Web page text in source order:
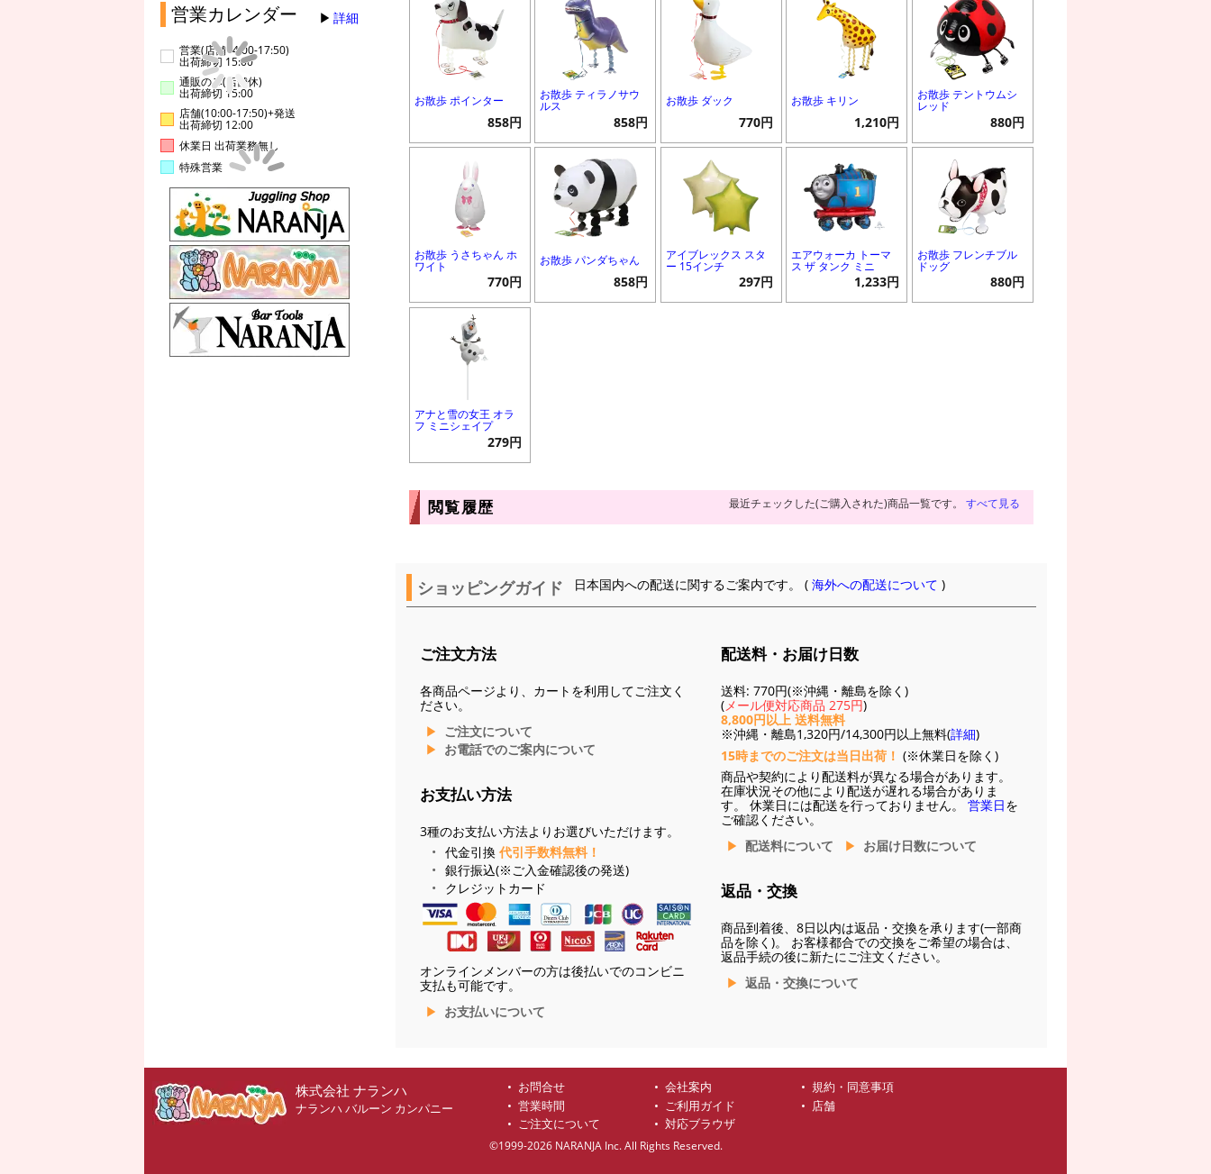
営業カレンダー 詳細
営業(店舗14:00-17:50)
出荷締切 15:00
通販のみ(店舗休)
出荷締切 15:00
店舗(10:00-17:50)+発送
出荷締切 12:00
休業日 出荷業務無し
特殊営業
お散歩 ポインター
858円
お散歩 ティラノサウ
ルス
858円
お散歩 ダック
770円
お散歩 キリン
1,210円
お散歩 テントウムシ
レッド
880円
お散歩 うさちゃん ホ
ワイト
770円
お散歩 パンダちゃん
858円
アイブレックス スタ
ー 15インチ
297円
エアウォーカ トーマ
ス ザ タンク ミニ
1,233円
お散歩 フレンチブル
ドッグ
880円
アナと雪の女王 オラ
フ ミニシェイプ
279円
閲覧履歴 最近チェックした(ご購入された)商品一覧です。 すべて見る
ショッピングガイド 日本国内への配送に関するご案内です。 (海外への配送について )
ご注文方法
各商品ページより、カートを利用してご注文く
ださい。
ご注文について
お電話でのご案内について
お支払い方法
3種のお支払い方法よりお選びいただけます。
代金引換 代引手数料無料！
銀行振込(※ご入金確認後の発送)
クレジットカード
オンラインメンバーの方は後払いでのコンビニ
支払も可能です。
お支払いについて
配送料・お届け日数
送料: 770円(※沖縄・離島を除く)
(メール便対応商品 275円)
8,800円以上 送料無料
※沖縄・離島1,320円/14,300円以上無料(詳細)
15時までのご注文は当日出荷！ (※休業日を除く)
商品や契約により配送料が異なる場合があります。
在庫状況その他により配送が遅れる場合がありま
す。 休業日には配送を行っておりません。 営業日を
ご確認ください。
配送料について
お届け日数について
返品・交換
商品到着後、8日以内は返品・交換を承ります(一部商
品を除く)。 お客様都合での交換をご希望の場合は、
返品手続の後に新たにご注文ください。
返品・交換について
株式会社 ナランハ
ナランハ バルーン カンパニー
お問合せ 会社案内
規約・同意事項
営業時間
ご利用ガイド
店舗
ご注文について
対応ブラウザ
©1999-2026 NARANJA Inc. All Rights Reserved.